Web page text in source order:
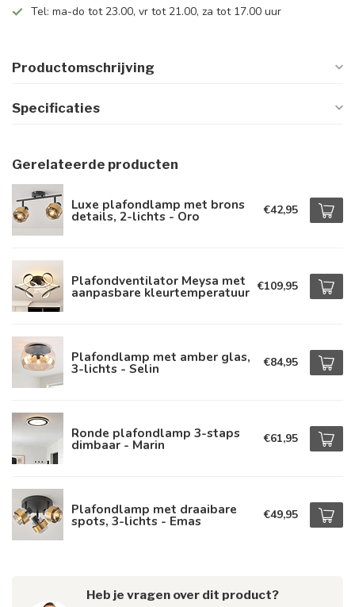
Tel: ma-do tot 23.00, vr tot 21.00, za tot 17.00 uur
Productomschrijving
Specificaties
Gerelateerde producten
Luxe plafondlamp met brons
details, 2-lichts - Oro €42,95
Plafondventilator Meysa met
aanpasbare kleurtemperatuur €109,95
Plafondlamp met amber glas,
3-lichts - Selin €84,95
Ronde plafondlamp 3-staps
dimbaar - Marin €61,95
Plafondlamp met draaibare
spots, 3-lichts - Emas €49,95
Heb je vragen over dit product?